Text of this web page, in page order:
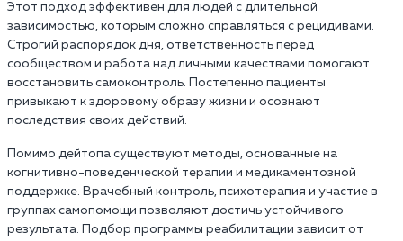
Этот подход эффективен для людей с длительной
зависимостью, которым сложно справляться с рецидивами.
Строгий распорядок дня, ответственность перед
сообществом и работа над личными качествами помогают
восстановить самоконтроль. Постепенно пациенты
привыкают к здоровому образу жизни и осознают
последствия своих действий.
Помимо дейтопа существуют методы, основанные на
когнитивно-поведенческой терапии и медикаментозной
поддержке. Врачебный контроль, психотерапия и участие в
группах самопомощи позволяют достичь устойчивого
результата. Подбор программы реабилитации зависит от